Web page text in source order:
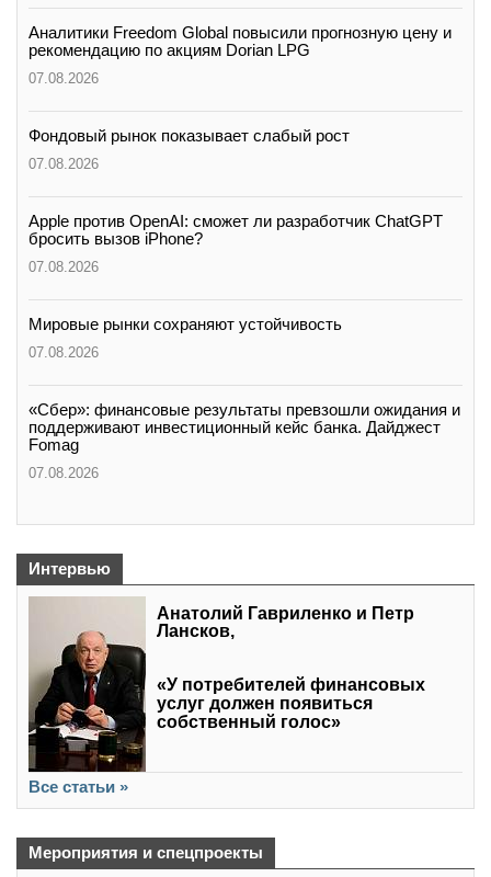
Аналитики Freedom Global повысили прогнозную цену и
рекомендацию по акциям Dorian LPG
07.08.2026
Фондовый рынок показывает слабый рост
07.08.2026
Apple против OpenAI: сможет ли разработчик ChatGPT
бросить вызов iPhone?
07.08.2026
Мировые рынки сохраняют устойчивость
07.08.2026
«Сбер»: финансовые результаты превзошли ожидания и
поддерживают инвестиционный кейс банка. Дайджест
Fomag
07.08.2026
Интервью
Анатолий Гавриленко и Петр
Лансков,
«У потребителей финансовых
услуг должен появиться
собственный голос»
Все статьи »
Мероприятия и спецпроекты